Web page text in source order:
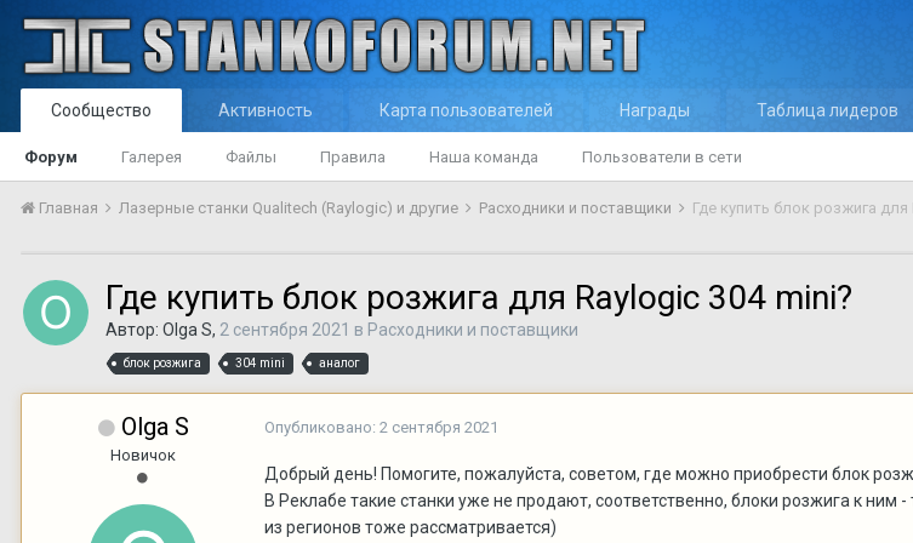
Сообщество
Форум Галерея Файлы Правила Наша команда Пользователи в сети
Активность Карта пользователей Награды Таблица лидеров
Главная Лазерные станки Qualitech (Raylogic) и другие Расходники и поставщики Где купить блок розжига
Где купить блок розжига для Raylogic 304 mini?
Автор: Olga S, 2 сентября 2021 в Расходники и поставщики
блок розжига 304 mini аналог
Olga S
Новичок
Опубликовано: 2 сентября 2021
Добрый день! Помогите, пожалуйста, советом, где можно приобрести блок
В Реклабе такие станки уже не продают, соответственно, блоки розжига к
из регионов тоже рассматривается)